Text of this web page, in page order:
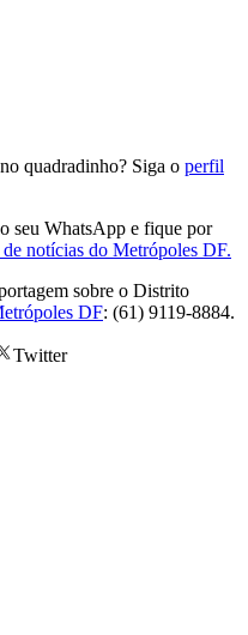
quadradinho? Siga o perfil
seu WhatsApp e fique por
de notícias do Metrópoles DF.
sobre o Distrito
DF: (61) 9119-8884.
Twitter